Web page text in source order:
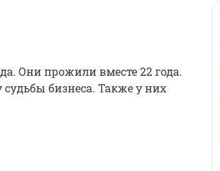
Они прожили вместе 22 года.
бизнеса. Также у них